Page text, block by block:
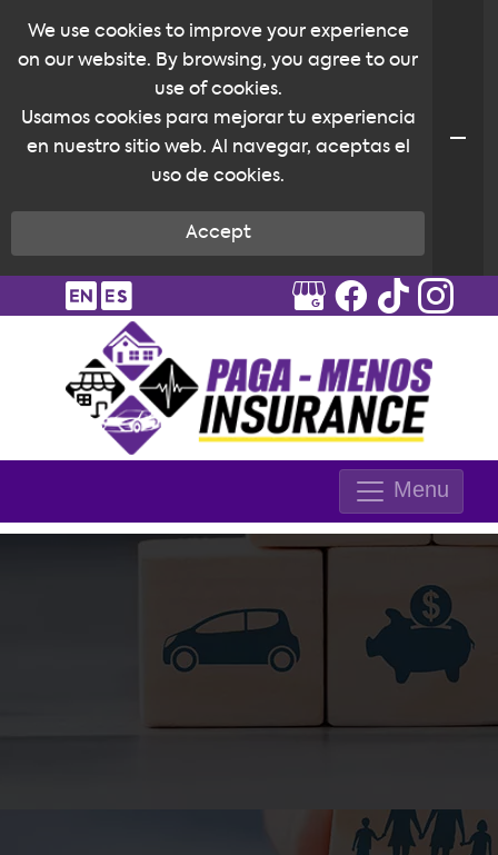
Menu
We use cookies to improve your experience
on our website. By browsing, you agree to our
use of cookies.
Usamos cookies para mejorar tu experiencia
en nuestro sitio web. Al navegar, aceptas el
uso de cookies.
Accept